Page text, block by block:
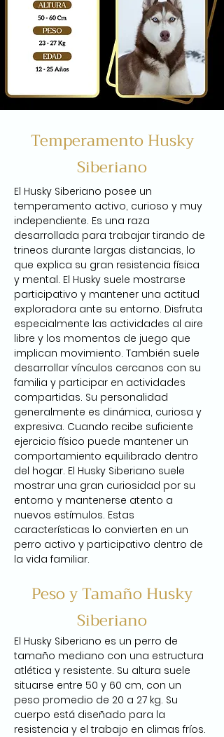
Temperamento Husky
Siberiano
El Husky Siberiano posee un
temperamento activo, curioso y muy
independiente. Es una raza
desarrollada para trabajar tirando de
trineos durante largas distancias, lo
que explica su gran resistencia física
y mental. El Husky suele mostrarse
participativo y mantener una actitud
exploradora ante su entorno. Disfruta
especialmente las actividades al aire
libre y los momentos de juego que
implican movimiento. También suele
desarrollar vínculos cercanos con su
familia y participar en actividades
compartidas. Su personalidad
generalmente es dinámica, curiosa y
expresiva. Cuando recibe suficiente
ejercicio físico puede mantener un
comportamiento equilibrado dentro
del hogar. El Husky Siberiano suele
mostrar una gran curiosidad por su
entorno y mantenerse atento a
nuevos estímulos. Estas
características lo convierten en un
perro activo y participativo dentro de
la vida familiar.
Peso y Tamaño Husky
Siberiano
El Husky Siberiano es un perro de
tamaño mediano con una estructura
atlética y resistente. Su altura suele
situarse entre 50 y 60 cm, con un
peso promedio de 20 a 27 kg. Su
cuerpo está diseñado para la
resistencia y el trabajo en climas fríos.